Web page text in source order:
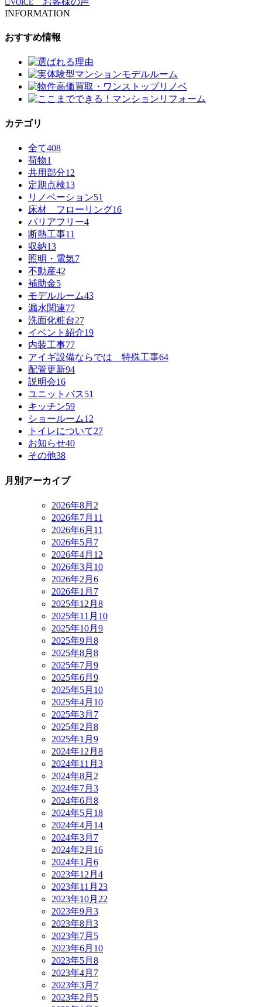
VOICE
INFORMATION
おすすめ情報
カテゴリ
全て408
荷物1
共用部分12
定期点検13
リノベーション51
床材 フローリング16
バリアフリー4
断熱工事11
収納13
照明・電気7
不動産42
補助金5
モデルルーム43
漏水関連77
洗面化粧台27
イベント紹介19
内装工事77
アイギ設備ならでは 特殊工事64
配管更新94
説明会16
ユニットバス51
キッチン59
ショールーム12
トイレについて27
お知らせ40
その他38
月別アーカイブ
2026年8月 2
2026年7月 11
2026年6月 11
2026年5月 7
2026年4月 12
2026年3月 10
2026年2月 6
2026年1月 7
2025年12月 8
2025年11月 10
2025年10月 9
2025年9月 8
2025年8月 8
2025年7月 9
2025年6月 9
2025年5月 10
2025年4月 10
2025年3月 7
2025年2月 8
2025年1月 9
2024年12月 8
2024年11月 3
2024年8月 2
2024年7月 3
2024年6月 8
2024年5月 18
2024年4月 14
2024年3月 7
2024年2月 16
2024年1月 6
2023年12月 4
2023年11月 23
2023年10月 22
2023年9月 3
2023年8月 3
2023年7月 5
2023年6月 10
2023年5月 8
2023年4月 7
2023年3月 7
2023年2月 5